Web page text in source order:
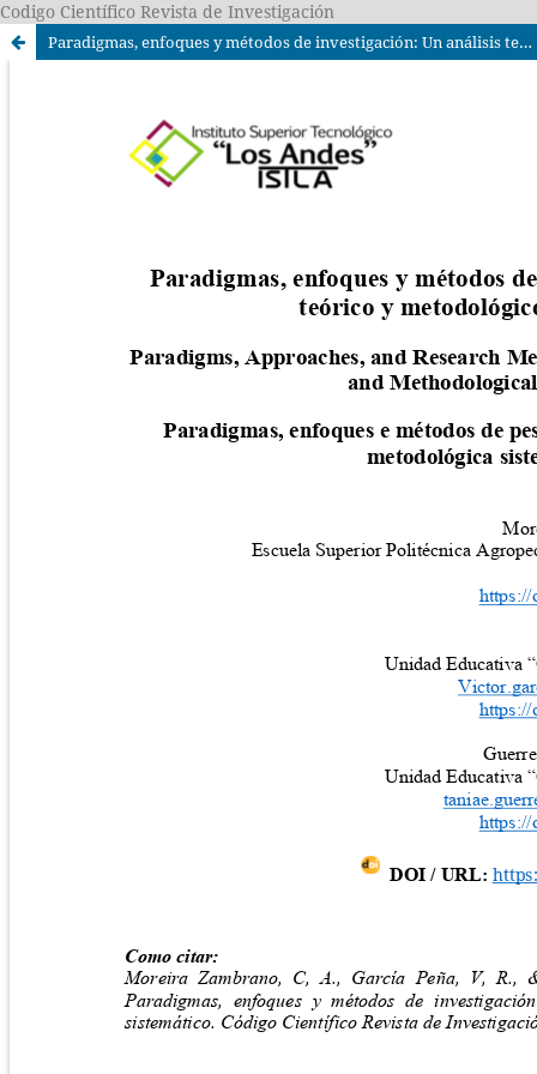
Codigo Científico Revista de Investigación
Paradigmas, enfoques y métodos de investigación: Un análisis teórico y metodológico sistemático